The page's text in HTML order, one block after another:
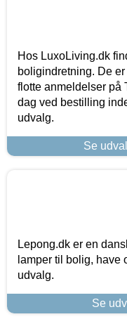
Hos LuxoLiving.dk
boligindretning. De
flotte anmeldelser på
dag ved bestilling
udvalg.
Se
Lepong.dk er en
lamper til bolig, have
udvalg.
Se